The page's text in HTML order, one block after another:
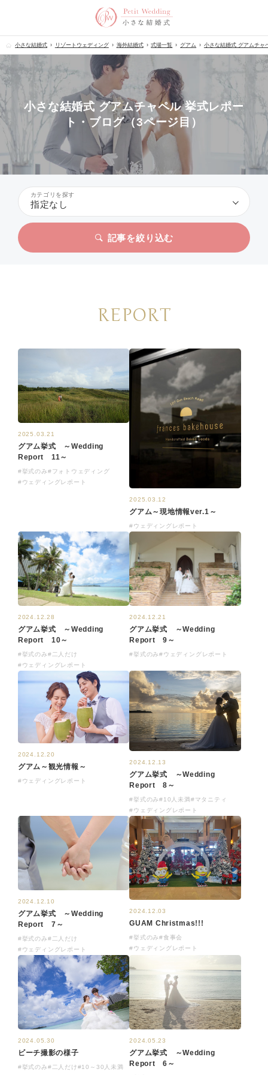
小さな結婚式 リゾートウェディング 海外結婚式 式場一覧 グアム 小さな結婚式 グアムチャ
小さな結婚式 グアムチャペル 挙式レポー
ト・ブログ（3ページ目）
カテゴリを探す
指定なし
記事を絞り込む
REPORT
2025.03.21
グアム挙式 ～Wedding
Report 11～
#挙式のみ#フォトウェディング
#ウェディングレポート
2025.03.12
グアム～現地情報ver.1～
#ウェディングレポート
2024.12.28
グアム挙式 ～Wedding
Report 10～
#挙式のみ#二人だけ
#ウェディングレポート
2024.12.21
グアム挙式 ～Wedding
Report 9～
#挙式のみ#ウェディングレポート
2024.12.20
グアム～観光情報～
#ウェディングレポート
2024.12.13
グアム挙式 ～Wedding
Report 8～
#挙式のみ#10人未満#マタニティ
#ウェディングレポート
2024.12.10
グアム挙式 ～Wedding
Report 7～
#挙式のみ#二人だけ
#ウェディングレポート
2024.12.03
GUAM Christmas!!!
#挙式のみ#食事会
#ウェディングレポート
2024.05.30
ビーチ撮影の様子
#挙式のみ#二人だけ#10～30人未満
2024.05.23
グアム挙式 ～Wedding
Report 6～